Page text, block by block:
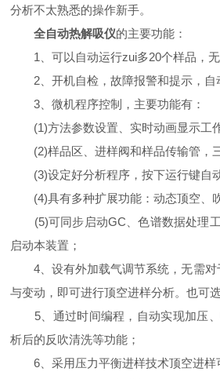
分析不太熟悉的操作新手。
全自动热解吸仪的主要功能：
1、可以自动运行zui多20个样品，无
2、开机自检，故障报警和提示，自
3、微机程序控制，主要功能有：
(1)方法参数设置、实时动画显示工作
(2)样品区、进样阀和样品传输管，三
(3)设定好分析程序，按下运行键自动
(4)具有多种扩展功能：动态顶空、吹
(5)可同步启动GC、色谱数据处理工
启动本装置；
4、设有外加载气调节系统，无需对
与变动，即可进行顶空进样分析。也可
5、通过时间编程，自动实现加压、
析后的反吹清洗等功能；
6、采用压力平衡进样技术顶空进样